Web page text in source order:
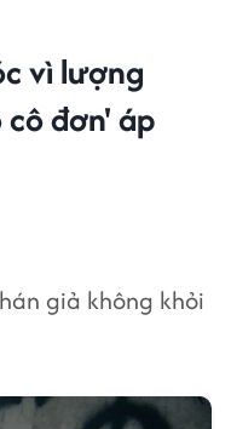
vì lượng
cô đơn' áp
giả không khỏi